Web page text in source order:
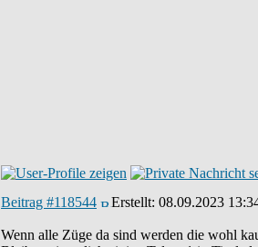
Beitrag #118544 Erstellt: 08.09.2023
Wenn alle Züge da sind werden die wohl